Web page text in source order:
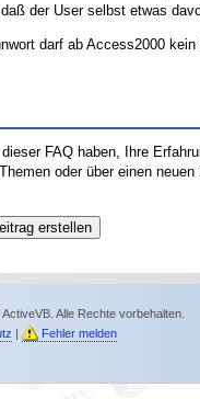
der User selbst etwas
darf ab Access2000
FAQ haben, Ihre
oder über einen
Alle Rechte vorbehalten.
| Fehler melden